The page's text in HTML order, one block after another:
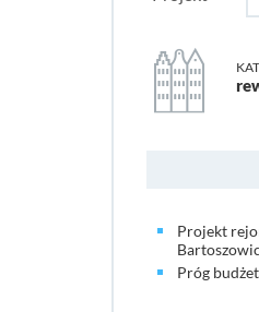
Projekt
Próg